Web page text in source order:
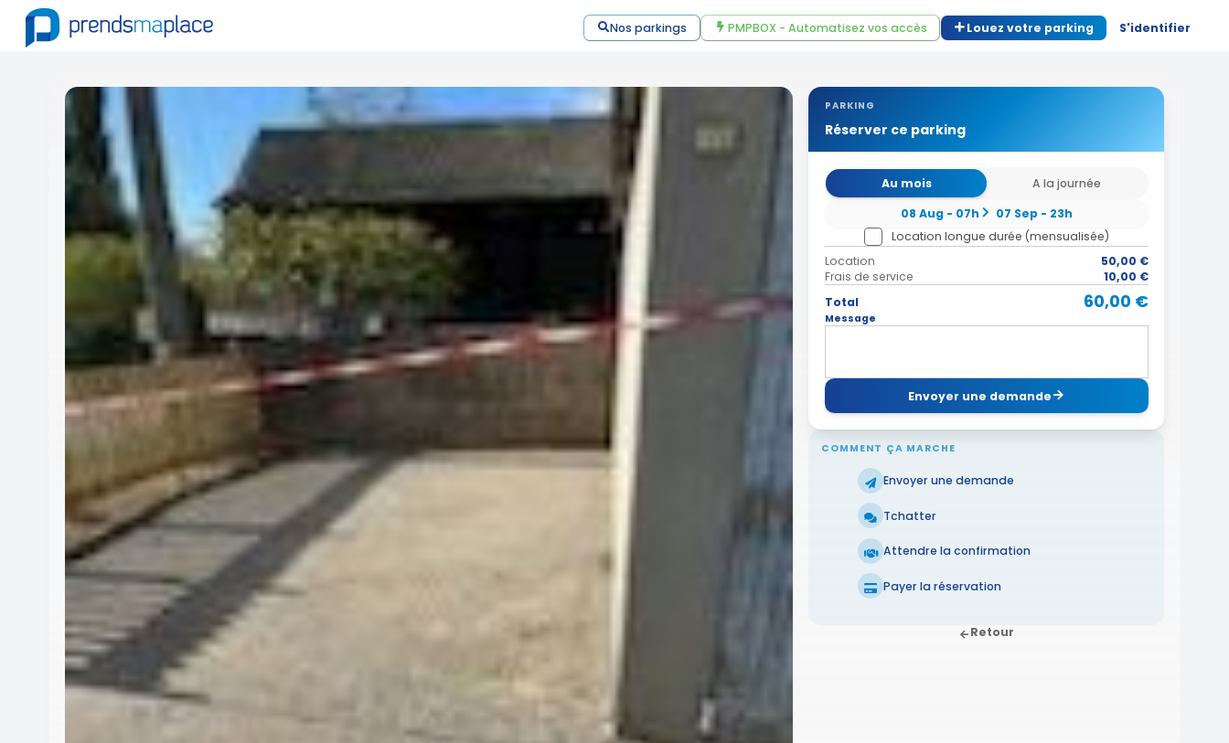
Nos parkings PMPBOX - Automatisez vos accès Louez votre parking S'identifier
PARKING
Réserver ce parking
Au mois
A la journée
08 Aug - 07h
07 Sep - 23h
Location longue durée (mensualisée)
Location
50,00 €
Frais de service
10,00 €
Total
60,00 €
Message
Envoyer une demande
COMMENT ÇA MARCHE
Envoyer une demande
Tchatter
Attendre la confirmation
Payer la réservation
Retour